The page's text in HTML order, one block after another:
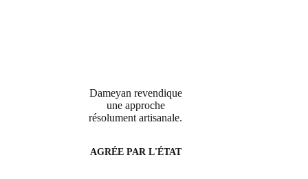
Dameyan revendique
une approche
résolument artisanale.
AGRÉE PAR L'ÉTAT